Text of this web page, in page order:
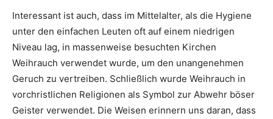
Interessant ist auch, dass im Mittelalter, als die Hygiene
unter den einfachen Leuten oft auf einem niedrigen
Niveau lag, in massenweise besuchten Kirchen
Weihrauch verwendet wurde, um den unangenehmen
Geruch zu vertreiben. Schließlich wurde Weihrauch in
vorchristlichen Religionen als Symbol zur Abwehr böser
Geister verwendet. Die Weisen erinnern uns daran, dass